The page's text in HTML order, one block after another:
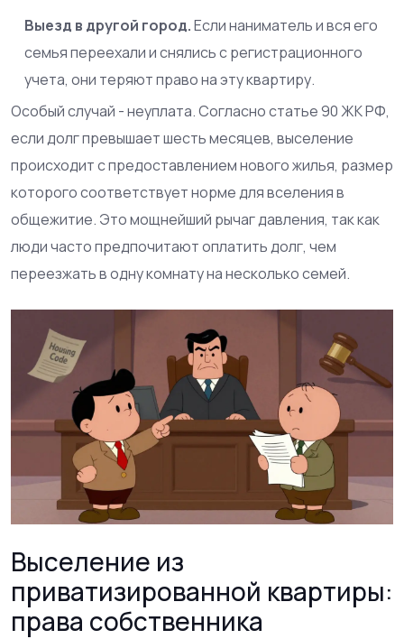
Выезд в другой город.Если наниматель и вся его
семья переехали и снялись с регистрационного
учета, они теряют право на эту квартиру.
Особый случай - неуплата. Согласно статье 90 ЖК РФ,
если долг превышает шесть месяцев, выселение
происходит с предоставлением нового жилья, размер
которого соответствует норме для вселения в
общежитие. Это мощнейший рычаг давления, так как
люди часто предпочитают оплатить долг, чем
переезжать в одну комнату на несколько семей.
Выселение из
приватизированной квартиры:
права собственника